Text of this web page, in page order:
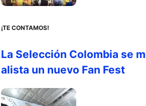
¡TE CONTAMOS!
La Selección Colombia se
alista un nuevo Fan Fest